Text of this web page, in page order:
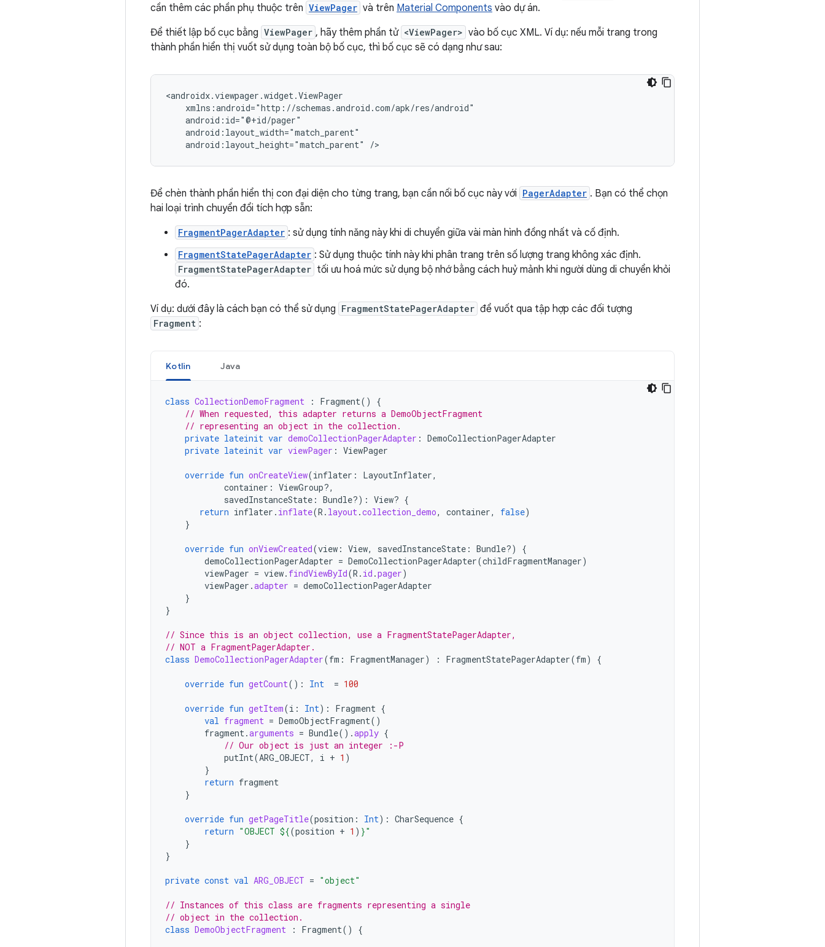
cần thêm các phần phụ thuộc trên ViewPager và trên Material Components vào dự án.
Để thiết lập bố cục bằng ViewPager , hãy thêm phần tử <ViewPager> vào bố cục XML. Ví dụ: nếu mỗi trang trong
thành phần hiển thị vuốt sử dụng toàn bộ bố cục, thì bố cục sẽ có dạng như sau:
android:layout_height="match_parent"
Để chèn thành phần hiển thị con đại diện cho từng trang, bạn cần nối bố cục này với PagerAdapter . Bạn có thể chọn
hai loại trình chuyển đổi tích hợp sẵn:
FragmentPagerAdapter : sử dụng tính năng này khi di chuyển giữa vài màn hình đồng nhất và cố định.
FragmentStatePagerAdapter : Sử dụng thuộc tính này khi phân trang trên số lượng trang không xác định.
FragmentStatePagerAdapter tối ưu hoá mức sử dụng bộ nhớ bằng cách huỷ mảnh khi người dùng di chuyển khỏi
đó.
Ví dụ: dưới đây là cách bạn có thể sử dụng FragmentStatePagerAdapter để vuốt qua tập hợp các đối tượng
Fragment :
Kotlin Java
class CollectionDemoFragment : Fragment()
{
// When requested, this adapter returns a DemoObjectFragment
// representing an object in the collection.
private lateinit var demoCollectionPagerAdapter : DemoCollectionPagerAdapter
private lateinit var viewPager : ViewPager
override fun onCreateView(inflater : LayoutInflater,
container : ViewGroup?,
savedInstanceState : Bundle?) : View? {
return inflater . inflate(R . layout.collection_demo, container, false)
}
override fun onViewCreated(view : View, savedInstanceState : Bundle?)
{
demoCollectionPagerAdapter = DemoCollectionPagerAdapter(childFragmentManager)
viewPager = view. findViewById(R . id .pager)
viewPager .adapter = demoCollectionPagerAdapter
}
}
// Since this is an object collection, use a FragmentStatePagerAdapter,
// NOT a FragmentPagerAdapter.
class DemoCollectionPagerAdapter(fm : FragmentManager) : FragmentStatePagerAdapter(fm) {
override fun getCount(): Int = 100
override fun getItem(i : Int): Fragment {
val fragment = DemoObjectFragment()
fragment.arguments = Bundle().apply {
// Our object is just an integer :-P
putInt(ARG_OBJECT, i + 1 )
}
return fragment
}
override fun getPageTitle(position : Int): CharSequence {
return "OBJECT ${(position + 1 ) }"
}
}
private const val ARG_OBJECT = "object"
// Instances of this class are fragments representing a single
// object in the collection.
class DemoObjectFragment : Fragment() {